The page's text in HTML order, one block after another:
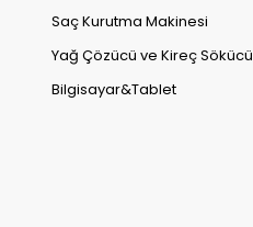
Saç Kurutma Makinesi
Yağ Çözücü ve Kireç Sökücü
Bilgisayar&Tablet